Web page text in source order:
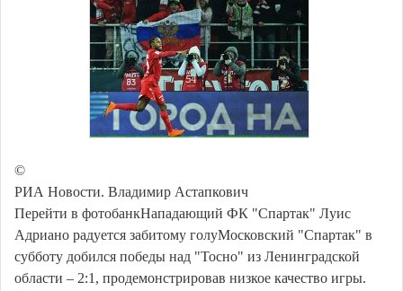
©
РИА Новости. Владимир Астапкович
Перейти в фотобанкНападающий ФК "Спартак" Луис
Адриано радуется забитому голуМосковский "Спартак" в
субботу добился победы над "Тосно" из Ленинградской
области – 2:1, продемонстрировав низкое качество игры.